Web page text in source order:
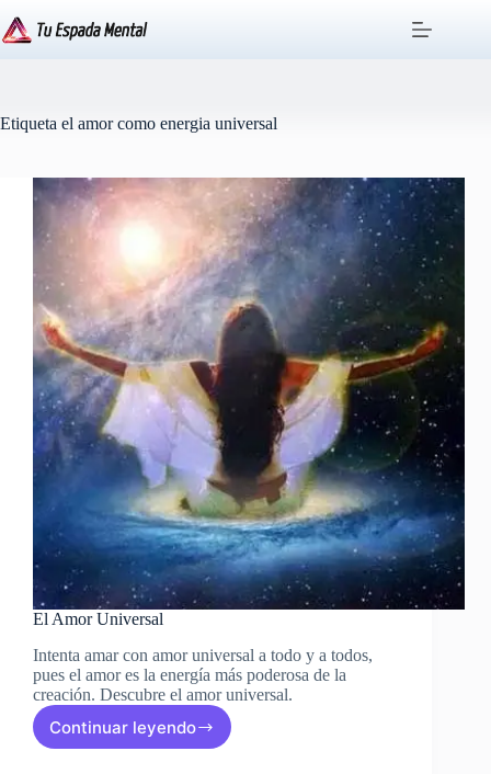
al
contenido
Etiqueta el amor como energia universal
El Amor Universal
Intenta amar con amor universal a todo y a todos,
pues el amor es la energía más poderosa de la
creación. Descubre el amor universal.
Continuar leyendo
El